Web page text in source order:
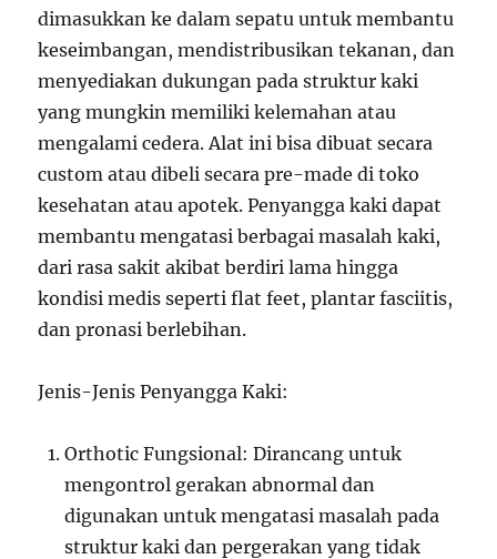
dimasukkan ke dalam sepatu untuk membantu
keseimbangan, mendistribusikan tekanan, dan
menyediakan dukungan pada struktur kaki
yang mungkin memiliki kelemahan atau
mengalami cedera. Alat ini bisa dibuat secara
custom atau dibeli secara pre-made di toko
kesehatan atau apotek. Penyangga kaki dapat
membantu mengatasi berbagai masalah kaki,
dari rasa sakit akibat berdiri lama hingga
kondisi medis seperti flat feet, plantar fasciitis,
dan pronasi berlebihan.
Jenis-Jenis Penyangga Kaki:
Orthotic Fungsional: Dirancang untuk
mengontrol gerakan abnormal dan
digunakan untuk mengatasi masalah pada
struktur kaki dan pergerakan yang tidak